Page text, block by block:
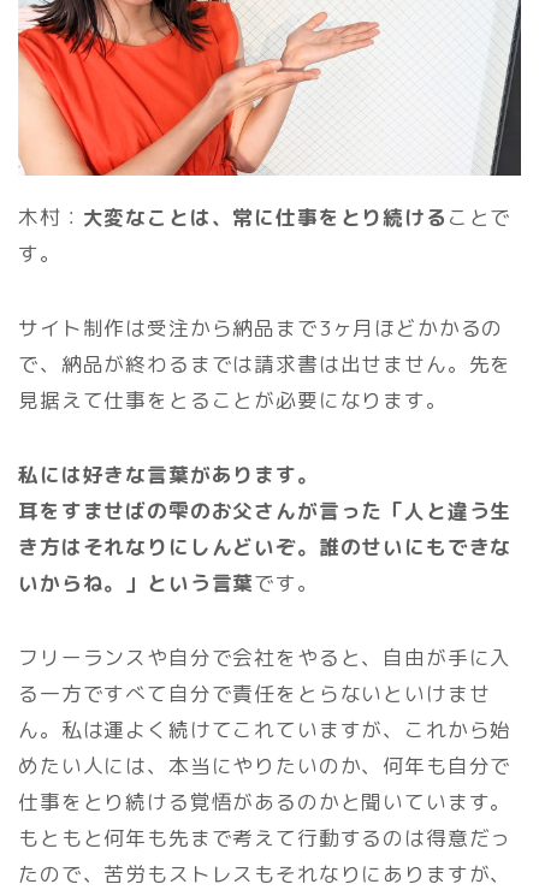
木村： 大変なことは、常に仕事をとり続ける ことで
す。
サイト制作は受注から納品まで3ヶ月ほどかかるの
で、納品が終わるまでは請求書は出せません。先を
見据えて仕事をとることが必要になります。
私には好きな言葉があります。
耳をすませばの雫のお父さんが言った「人と違う生
き方はそれなりにしんどいぞ。誰のせいにもできな
いからね。」という言葉です。
フリーランスや自分で会社をやると、自由が手に入
る一方ですべて自分で責任をとらないといけませ
ん。私は運よく続けてこれていますが、これから始
めたい人には、本当にやりたいのか、何年も自分で
仕事をとり続ける覚悟があるのかと聞いています。
もともと何年も先まで考えて行動するのは得意だっ
たので、苦労もストレスもそれなりにありますが、